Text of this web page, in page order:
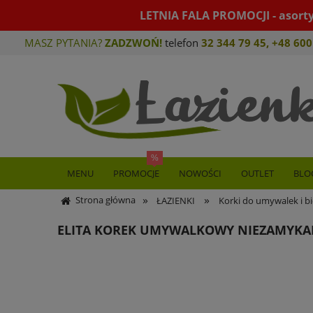
LETNIA FALA PROMOCJI -
MASZ PYTANIA? ZADZWOŃ! telefon 32 344 79 45, +48
MENU PROMOCJE NOWOŚCI OUTLET
Strona główna » ŁAZIENKI » Korki do umywalek i
ELITA KOREK UMYWALKOWY